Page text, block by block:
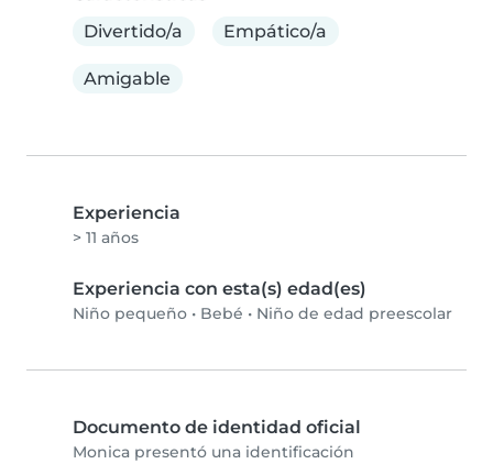
Divertido/a
Empático/a
Amigable
Experiencia
> 11 años
Experiencia con esta(s) edad(es)
Niño pequeño • Bebé • Niño de edad preescolar
Documento de identidad oficial
Monica presentó una identificación